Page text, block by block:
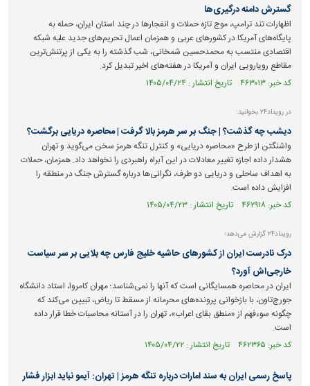
گسترش دامنه درگیری‌ها
اظهارات تند ترامپ، موج تازه حملات و انفجار‌ها در چند استان ایران، حمله به
پایگاه‌های آمریکا در کشور‌های عربی و همزمان اعمال تحریم‌های جدید علیه شبکه
اقتصادی منتسب به محمدحسین شمخانی، شب گذشته را به یکی از پرتنش‌ترین
مقاطع رویارویی ایران و آمریکا در هفته‌های اخیر تبدیل کرد.
کد خبر: ۴۶۳۰۱۳ تاریخ انتشار : ۱۴۰۵/۰۴/۲۴
در رویداد۲۴ بخوانید:
دیشب چه گذشت؟ | جنگ بر سر هرمز بالا گرفت | محاصره دریایی برگشت؟
واشنگتن از طرح «محاصره دریایی» و کنترل تنگه هرمز سخن می‌گوید و تهران
هشدار داده اجازه تغییر معادلات در این آبراه راهبردی را نخواهد داد. همزمان، حملات
به اهداف ساحلی و دریایی دو طرف، نگرانی‌ها درباره گسترش جنگ در منطقه را
افزایش داده است.
کد خبر: ۴۶۲۹۱۸ تاریخ انتشار : ۱۴۰۵/۰۴/۲۳
رویداد۲۴ گزارش می‌دهد؛
درک نادرست ایران از کشور‌های حاشیه خلیج فارس چه بلایی بر سر سیاست
خارجی‌اش آورد؟
ایران در محاصره همسایگانی است که آنها را نمی‌شناسد؛ مهران کامروا، استاد دانشگاه
جورج‌تاون، با بازخوانی پرونده‌های محرمانه از مسقط تا ریاض، تبیین می‌کند که
چگونه سوءفهم از «منطق بقای اعراب»، تهران را در آستانه محاسبات خطا قرار داده
است.
کد خبر: ۴۶۲۳۶۵ تاریخ انتشار : ۱۴۰۵/۰۴/۲۲
پاسخ رسمی ایران به سند امارات درباره تنگه هرمز | تهران: آیمو نباید ابزار فشار